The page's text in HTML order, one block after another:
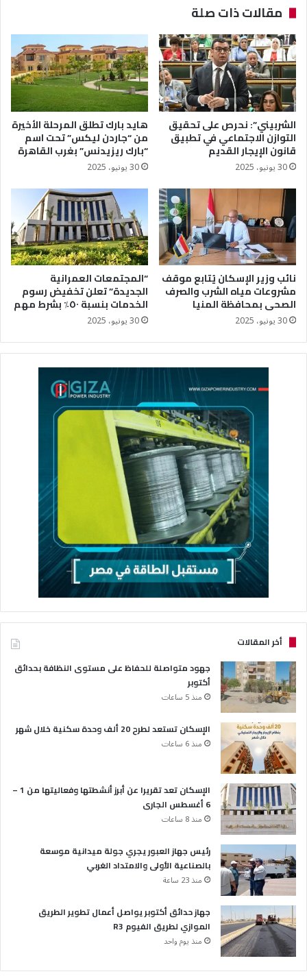
مقالات ذات صلة
الشربيني”: نحرص على تحقيق
التوازن الاجتماعي في تطبيق
قانون الإيجار القديم
30 يونيو، 2025
هايد بارك تطلق المرحلة الأخيرة
من “جاردن ليكس” تحت اسم
“بارك ريزيدنس” بغرب القاهرة
30 يونيو، 2025
نائب وزير الإسكان يُتابع موقف
مشروعات مياه الشرب والصرف
الصحى بمحافظة المنيا
30 يونيو، 2025
“المجتمعات العمرانية
الجديدة” تعلن تخفيض رسوم
الخدمات بنسبة ٥٠٪؜ بشرط مهم
30 يونيو، 2025
أخر المقالات
جهود متواصلة للحفاظ على مستوى النظافة بحدائق
أكتوبر
منذ 5 ساعات
الإسكان تستعد لطرح 20 ألف وحدة سكنية خلال شهر
منذ 6 ساعات
الإسكان تعد تقريرا عن أبرز أنشطتها وفعاليتها من 1 –
6 أغسطس الجارى
منذ 8 ساعات
رئيس جهاز العبور يجري جولة ميدانية موسعة
بالصناعية الأولى والامتداد الغربي
منذ 23 ساعة
جهاز حدائق أكتوبر يواصل أعمال تطوير الطريق
الموازي لطريق الفيوم R3
منذ يوم واحد